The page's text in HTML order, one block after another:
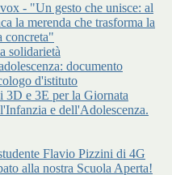
- "Un gesto che unisce: al
la merenda che trasforma la
concreta"
solidarietà
documento
d'istituto
3D e 3E per la Giornata
e dell'Adolescenza.
Flavio Pizzini di 4G
alla nostra Scuola Aperta!